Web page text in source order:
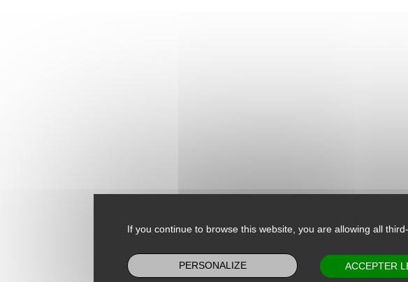
If you continue to browse this website, you are allowing all
ACCEPTER
PERSONALIZE